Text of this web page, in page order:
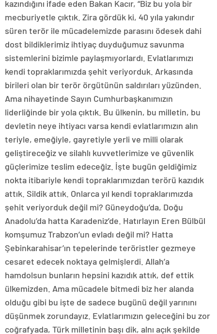
kazındığını ifade eden Bakan Kacır, “Biz bu yola bir
mecburiyetle çıktık. Zira gördük ki, 40 yıla yakındır
süren terör ile mücadelemizde parasını ödesek dahi
dost bildiklerimiz ihtiyaç duyduğumuz savunma
sistemlerini bizimle paylaşmıyorlardı. Evlatlarımızı
kendi topraklarımızda şehit veriyorduk. Arkasında
birileri olan bir terör örgütünün saldırıları yüzünden.
Ama nihayetinde Sayın Cumhurbaşkanımızın
liderliğinde bir yola çıktık. Bu ülkenin, bu milletin, bu
devletin neye ihtiyacı varsa kendi evlatlarımızın alın
teriyle, emeğiyle, gayretiyle yerli ve milli olarak
geliştireceğiz ve silahlı kuvvetlerimize ve güvenlik
güçlerimize teslim edeceğiz. İşte bugün geldiğimiz
nokta itibariyle kendi topraklarımızdan terörü kazıdık
attık. Sildik attık. Onlarca yıl kendi topraklarımızda
şehit veriyorduk değil mi? Güneydoğu’da, Doğu
Anadolu’da hatta Karadeniz’de. Hatırlayın Eren Bülbül
komşumuz Trabzon’un evladı değil mi? Hatta
Şebinkarahisar’ın tepelerinde teröristler gezmeye
cesaret edecek noktaya gelmişlerdi. Allah’a
hamdolsun bunların hepsini kazıdık attık, def ettik
ülkemizden. Ama mücadele bitmedi biz her alanda
olduğu gibi bu işte de sadece bugünü değil yarınını
düşünmek zorundayız. Evlatlarımızın geleceğini bu zor
coğrafyada, Türk milletinin başı dik, alnı açık şekilde